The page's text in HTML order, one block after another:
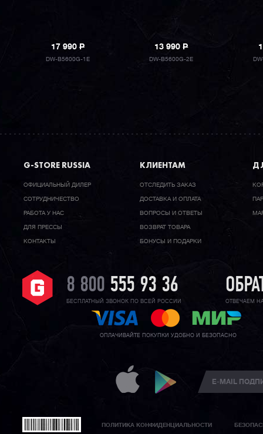
17 990P
DW-B5600G-1E
13 990P
DW-B5600G-2E
G-STORE RUSSIA
ОФИЦИАЛЬНЫЙ ДИЛЕР
CОТРУДНИЧЕСТВО
РАБОТА У НАС
ДЛЯ ПРЕССЫ
КОНТАКТЫ
КЛИЕНТАМ
ОТСЛЕДИТЬ ЗАКАЗ
ДОСТАВКА И ОПЛАТА
ВОПРОСЫ И ОТВЕТЫ
ВОЗВРАТ ТОВАРА
БОНУСЫ И ПОДАРКИ
8 800 555 93 36
БЕСПЛАТНЫЙ ЗВОНОК ПО ВСЕЙ РОССИИ ОТВЕЧАЕМ
ОПЛАЧИВАЙТЕ ПОКУПКИ УДОБНО И БЕЗОПАСНО
ПОЛИТИКА КОНФИДЕНЦИАЛЬНОСТИ